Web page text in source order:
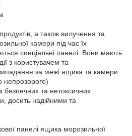
а також вилучення та
камери під час їх
спеціальні панелі. Вони мають
з користувачем та
за межі ящика та камери.
непрозорого)
безпечних та нетоксичних
досить надійними та
панелі ящика морозильної